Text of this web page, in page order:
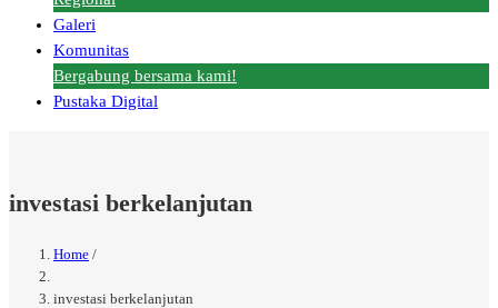
Galeri
Komunitas
Bergabung bersama kami!
Pustaka Digital
investasi berkelanjutan
Breadcrumb
Home /
investasi berkelanjutan